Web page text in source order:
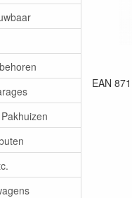
EAN